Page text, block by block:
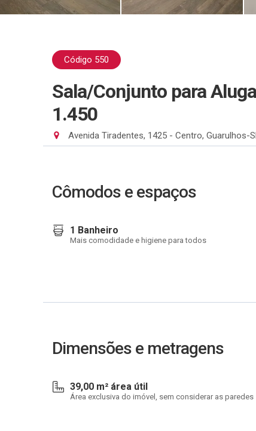
Código 550
Sala/Conjunto para
1.450
Avenida Tiradentes, 1425 - Centro, Guarulhos-
Cômodos e espaços
1 Banheiro
Mais comodidade e higiene para todos
Dimensões e metragens
39,00 m² área útil
Área exclusiva do imóvel, sem considerar as paredes